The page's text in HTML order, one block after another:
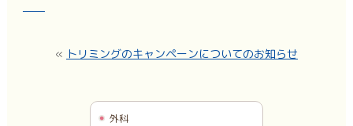
« トリミングのキャンペーンについてのお知らせ
外科